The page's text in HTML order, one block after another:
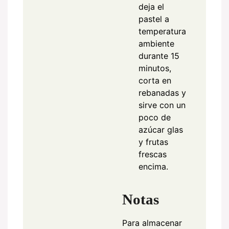
deja el
pastel a
temperatura
ambiente
durante 15
minutos,
corta en
rebanadas y
sirve con un
poco de
azúcar glas
y frutas
frescas
encima.
Notas
Para almacenar